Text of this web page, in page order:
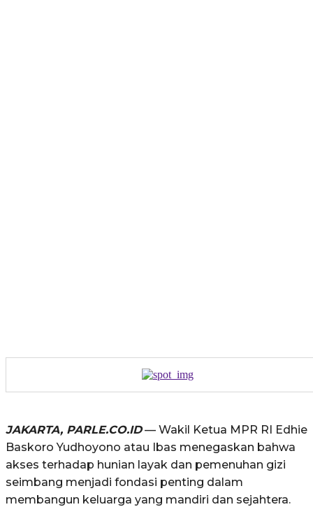
JAKARTA, PARLE.CO.ID— Wakil Ketua MPR RI Edhie
Baskoro Yudhoyono atau Ibas menegaskan bahwa
akses terhadap hunian layak dan pemenuhan gizi
seimbang menjadi fondasi penting dalam
membangun keluarga yang mandiri dan sejahtera.